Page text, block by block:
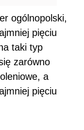
ogólnopolski,
pięciu
taki typ
zarówno
a
pięciu